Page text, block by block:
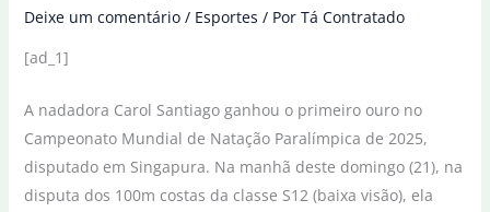
Deixe um comentário / Esportes / Por Tá Contratado
[ad_1]
A nadadora Carol Santiago ganhou o primeiro ouro no
Campeonato Mundial de Natação Paralímpica de 2025,
disputado em Singapura. Na manhã deste domingo (21), na
disputa dos 100m costas da classe S12 (baixa visão), ela